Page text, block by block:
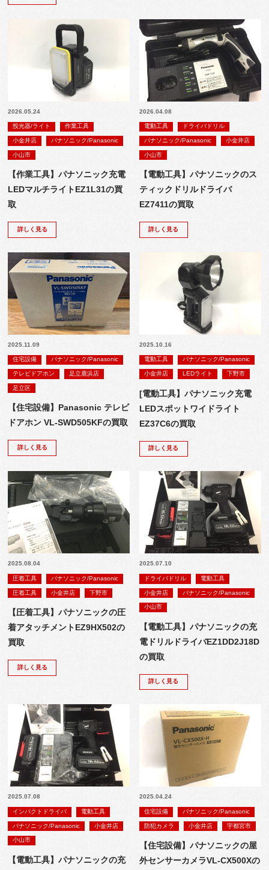
2026.05.24
投光器/ライト 作業工具
小金井店 パナソニック/Panasonic
小山市
【作業工具】パナソニック充電
LEDマルチライトEZ1L31の買
取
詳しく見る
2026.04.08
電動工具 ドライバドリル
パナソニック/Panasonic 小金井店
小山市
【電動工具】パナソニックのス
ティックドリルドライバ
EZ7411の買取
詳しく見る
2025.11.09
住宅設備 パナソニック/Panasonic
テレビドアホン 足立鹿浜店
足立区
【住宅設備】Panasonic テレビ
ドアホン VL-SWD505KFの買取
詳しく見る
2025.10.16
電動工具 パナソニック/Panasonic
小金井店 LEDライト 下野市
[電動工具】パナソニック充電
LEDスポットワイドライト
EZ37C6の買取
詳しく見る
2025.08.04
圧着工具 パナソニック/Panasonic
圧着工具 小金井店 下野市
【圧着工具】パナソニックの圧
着アタッチメントEZ9HX502の
買取
詳しく見る
2025.07.10
ドライバドリル 電動工具
小金井店 パナソニック/Panasonic
小山市
【電動工具】パナソニックの充
電ドリルドライバEZ1DD2J18D
の買取
詳しく見る
2025.07.08
インパクトドライバ 電動工具
パナソニック/Panasonic 小金井店
小山市
【電動工具】パナソニックの充
2025.04.24
住宅設備 パナソニック/Panasonic
防犯カメラ 小金井店 宇都宮市
【住宅設備】パナソニックの屋
外センサーカメラVL-CX500Xの